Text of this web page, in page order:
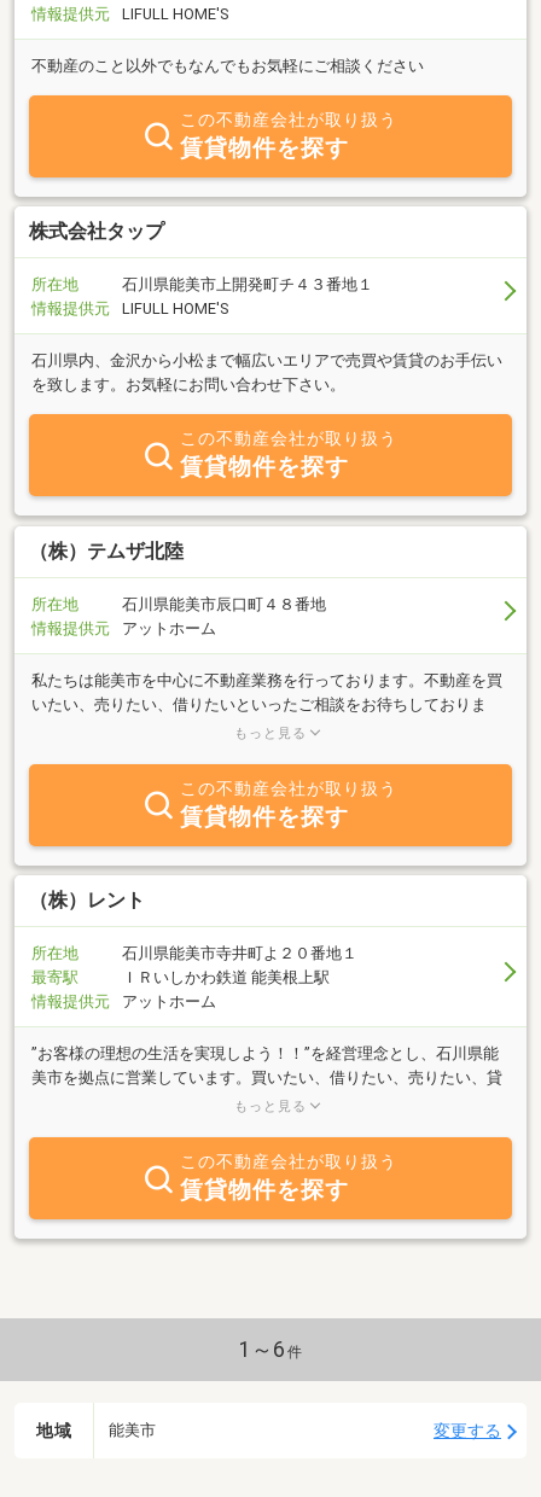
情報提供元
LIFULL HOME'S
不動産のこと以外でもなんでもお気軽にご相談ください
この不動産会社が取り扱う
賃貸物件を探す
株式会社タップ
所在地
石川県能美市上開発町チ４３番地１
情報提供元
LIFULL HOME'S
石川県内、金沢から小松まで幅広いエリアで売買や賃貸のお手伝い
を致します。お気軽にお問い合わせ下さい。
この不動産会社が取り扱う
賃貸物件を探す
（株）テムザ北陸
所在地
石川県能美市辰口町４８番地
情報提供元
アットホーム
私たちは能美市を中心に不動産業務を行っております。不動産を買
いたい、売りたい、借りたいといったご相談をお待ちしておりま
す。また当社では建築も行っておりますので、家を建てたい、リフ
もっと見る
この不動産会社が取り扱う
賃貸物件を探す
（株）レント
所在地
石川県能美市寺井町よ２０番地１
最寄駅
ＩＲいしかわ鉄道 能美根上駅
情報提供元
アットホーム
”お客様の理想の生活を実現しよう！！”を経営理念とし、石川県能
美市を拠点に営業しています。買いたい、借りたい、売りたい、貸
したいなど不動産に関わることは、何でもお気軽にお問い合わせ下
能美市、小松市エリアの情報は当社にお任せ下さい！人と住まい
と・・・だいすきレント
もっと見る
この不動産会社が取り扱う
賃貸物件を探す
1～6 件
地域 能美市 変更する